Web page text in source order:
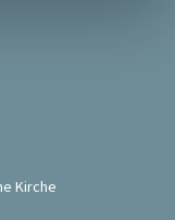
Kirche